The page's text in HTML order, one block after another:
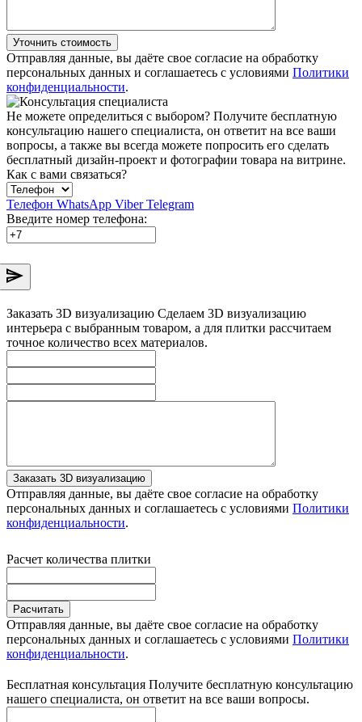
Уточнить стоимость
Отправляя данные, вы даёте свое согласие на обработку
персональных данных и соглашаетесь с условиями Политики
конфиденциальности.
Не можете определиться с выбором? Получите бесплатную
консультацию нашего специалиста, он ответит на все ваши
вопросы, а также вы всегда можете попросить его сделать
бесплатный дизайн-проект и фотографии товара на витрине.
Как с вами связаться?
Телефон WhatsApp ViberTelegram
Введите номер телефона:
Заказать 3D визуализацию Сделаем 3D визуализацию
интерьера с выбранным товаром, а для плитки рассчитаем
точное количество всех материалов.
Заказать 3D визуализацию
Отправляя данные, вы даёте свое согласие на обработку
персональных данных и соглашаетесь с условиями Политики
конфиденциальности.
Расчет количества плитки
Расчитать
Отправляя данные, вы даёте свое согласие на обработку
персональных данных и соглашаетесь с условиями Политики
конфиденциальности.
Бесплатная консультация Получите бесплатную консультацию
нашего специалиста, он ответит на все ваши вопросы.